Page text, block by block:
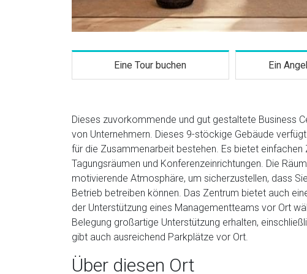
Eine Tour buchen Ein
Dieses zuvorkommende und gut gestaltete Business
von Unternehmern. Dieses 9-stöckige Gebäude
für die Zusammenarbeit bestehen. Es bietet einfachen
Tagungsräumen und Konferenzeinrichtungen. Die
motivierende Atmosphäre, um sicherzustellen, dass
Betrieb betreiben können. Das Zentrum bietet auch
der Unterstützung eines Managementteams vor Ort
Belegung großartige Unterstützung erhalten,
gibt auch ausreichend Parkplätze vor Ort.
Über diesen Ort